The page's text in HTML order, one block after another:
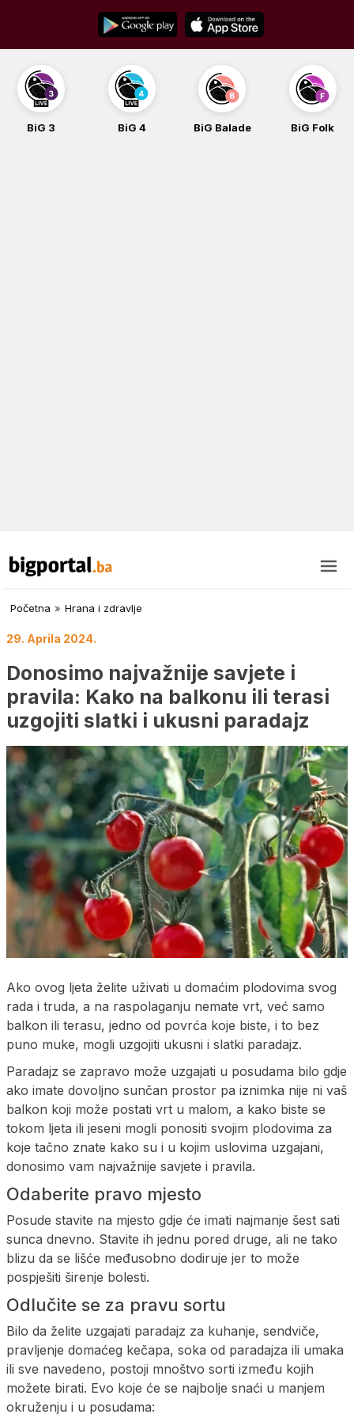
content
BiG 3 BiG 4 BiG Balade BiG Folk
Početna » Hrana i zdravlje
29. Aprila 2024.
Donosimo najvažnije savjete i
pravila: Kako na balkonu ili terasi
uzgojiti slatki i ukusni paradajz
Ako ovog ljeta želite uživati u domaćim plodovima svog
rada i truda, a na raspolaganju nemate vrt, već samo
balkon ili terasu, jedno od povrća koje biste, i to bez
puno muke, mogli uzgojiti ukusni i slatki paradajz.
Paradajz se zapravo može uzgajati u posudama bilo gdje
ako imate dovoljno sunčan prostor pa iznimka nije ni vaš
balkon koji može postati vrt u malom, a kako biste se
tokom ljeta ili jeseni mogli ponositi svojim plodovima za
koje tačno znate kako su i u kojim uslovima uzgajani,
donosimo vam najvažnije savjete i pravila.
Odaberite pravo mjesto
Posude stavite na mjesto gdje će imati najmanje šest sati
sunca dnevno. Stavite ih jednu pored druge, ali ne tako
blizu da se lišće međusobno dodiruje jer to može
pospješiti širenje bolesti.
Odlučite se za pravu sortu
Bilo da želite uzgajati paradajz za kuhanje, sendviče,
pravljenje domaćeg kečapa, soka od paradajza ili umaka
ili sve navedeno, postoji mnoštvo sorti između kojih
možete birati. Evo koje će se najbolje snaći u manjem
okruženju i u posudama: